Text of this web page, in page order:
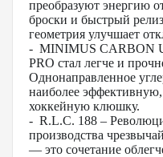
преобразуют энергию
броски и быстрый
геометрия улучшает
- MINIMUS CARBON
PRO стал легче и
Однонаправленное
наиболее
хоккейную клюшку.
- R.L.C. 188 –
производства
— это сочетание